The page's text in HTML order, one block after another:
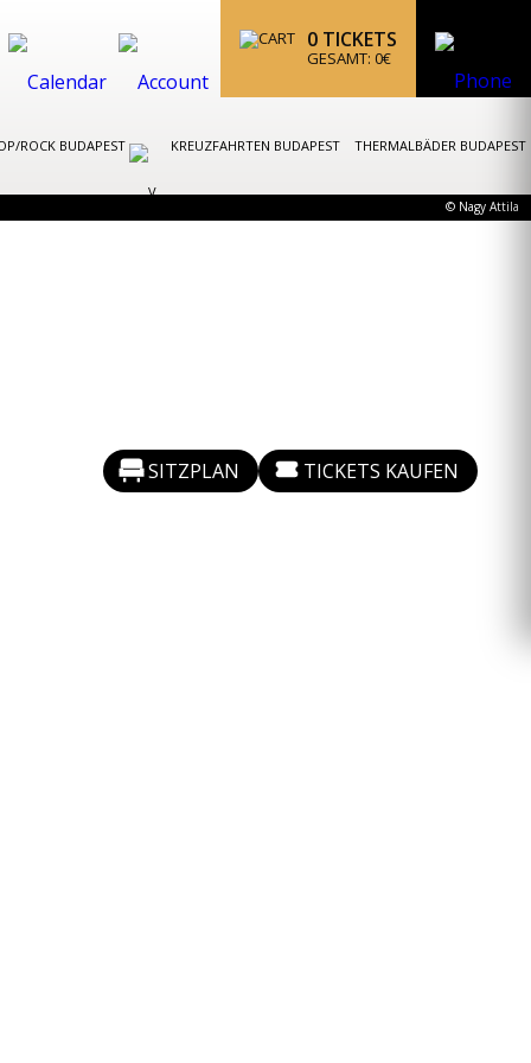
0 TICKETS
GESAMT: 0€
ROCK BUDAPEST KREUZFAHRTEN BUDAPEST THERMALBÄDER BUDAPEST
© Nagy Attila
SITZPLAN TICKETS KAUFEN